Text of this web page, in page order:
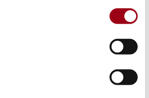
Nations Lazy Person's
the World